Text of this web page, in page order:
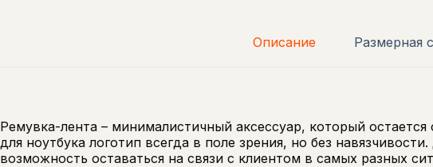
Описание Размерная
Ремувка-лента – минималистичный аксессуар, который
для ноутбука логотип всегда в поле зрения, но без
возможность оставаться на связи с клиентом в самых разных